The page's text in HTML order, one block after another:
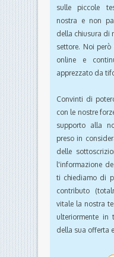
sulle piccole
nostra e non
della chiusura di
settore. Noi
online e
apprezzato da
Convinti di
con le nostre
supporto alla
preso in
delle
l'informazione de
ti chiediamo di
contributo
vitale la nostra
ulteriormente
della sua offerta